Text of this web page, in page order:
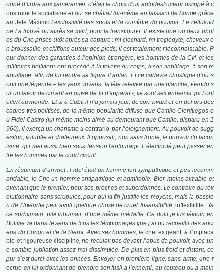
onné d’ordre aux cameramen, c’était le choix d’un autodestructeur occupé à c
onstruire le socialisme et qui se châtiait lui-même en laissant de bonne grâce
au Jefe Mâximol’exclusivité des spots et la comédie du pouvoir. Le celluloïd
ne l’a trouvé qu’après sa mort, pour la transfigurer. Il existe une ou deux phot
os du Che prises sitôt après sa capture : mi clochard, mi troglodyte, cheveux e
n broussaille et chiffons autour des pieds, il est totalement méconnaissable. P
our donner des garanties à l’opinion étrangère, les hommes de la CIA et les
militaires boliviens ont procédé à la toilette du corps, à son habillage, à son m
aquillage, afin de lui rendre sa figure d’antan. Et ce cadavre christique d’où s
ortit une légende – les yeux ouverts, la tête relevée par une planche, étendu s
ur un lavoir de ciment en guise de lit d’apparat -, ce sont ses ennemis qui l’ont
offert au monde. Et si à Cuba il n’a jamais joui, de son vivant et en dehors des
cadres très politisés, de la même popularité diffuse que Camilo Cienfuegos o
u Fidel Castro (lui-même moins aimé au demeurant que Camilo, disparu en 1
960), il exerça un charismea contrario, par l’éloignement. Au pouvoir de sugg
estion, volubile et chaleureux, il opposait, non sans ironie, le pouvoir du lacon
isme, qui met aussi bien sous tension l’entourage. L’électricité peut passer en
tre les hommes par le court circuit.
En résumant d’un mot : Fidel était un homme fort sympathique et peu recomm
andable, le Che un homme antipathique et admirable. Bien moins aimable et
avenant que le premier, pour ses proches et subordonnés. Le contraire du rév
olutionnaire sans scrupules, pour qui la fin justifie les moyens, mais la passio
n de l’intégrité peut avoir quelque chose de cruel. Insensibilité,inflexibilité : fa
ce surhumain, pile inhumain d’une même médaille. Ce dont je fus témoin en
Bolivie va dans le sens de tous les témoignages que j’ai pu recueillir des anci
ens du Congo et de la Sierra. Avec ses hommes, le chef exigeant, à l’implaca
ble et rigoureuse discipline, ne reculait pas devant l’abus de pouvoir, avec un
e sombre jubilation assez mal dissimulée. De plus en plus froid et distant, ce
pur s’est durci avec les années. Envoyer en première ligne, sans arme, une r
ecrue en lui ordonnant de prendre son fusil à l’ennemi, au couteau ou à main